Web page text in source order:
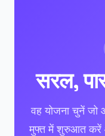
सरल,
वह योजना चुनें जो
मुफ्त में शुरुआत